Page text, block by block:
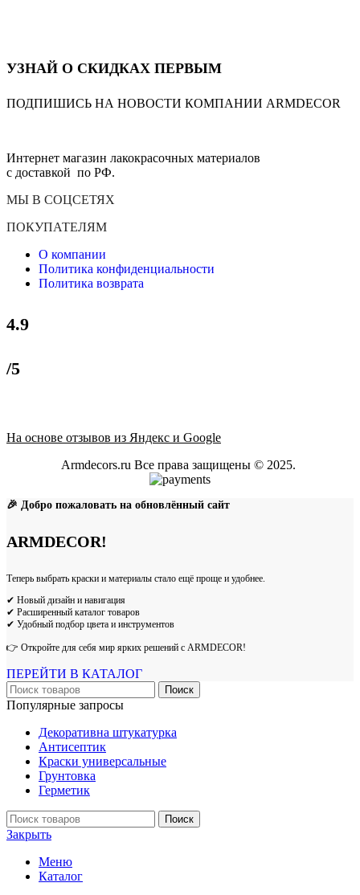
УЗНАЙ О СКИДКАХ ПЕРВЫМ
ПОДПИШИСЬ НА НОВОСТИ КОМПАНИИ ARMDECOR
Интернет магазин лакокрасочных материалов
с доставкой по РФ.
МЫ В СОЦСЕТЯХ
ПОКУПАТЕЛЯМ
О компании
Политика конфиденциальности
Политика возврата
4.9
/5
На основе отзывов из Яндекс и Google
Armdecors.ru Все права защищены © 2025. ​
🎉 Добро пожаловать на обновлённый сайт
ARMDECOR!
Теперь выбрать краски и материалы стало ещё проще и удобнее.
✔ Новый дизайн и навигация
✔ Расширенный каталог товаров
✔ Удобный подбор цвета и инструментов
👉 Откройте для себя мир ярких решений с ARMDECOR!
ПЕРЕЙТИ В КАТАЛОГ
Поиск
Популярные запросы
Декоративна штукатурка
Антисептик
Краски универсальные
Грунтовка
Герметик
Поиск
Закрыть
Меню
Каталог